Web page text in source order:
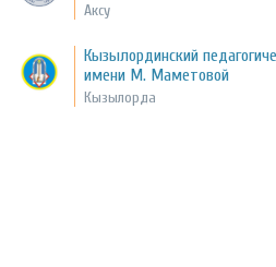
Аксу
Кызылординский
имени М. Маметовой
Кызылорда